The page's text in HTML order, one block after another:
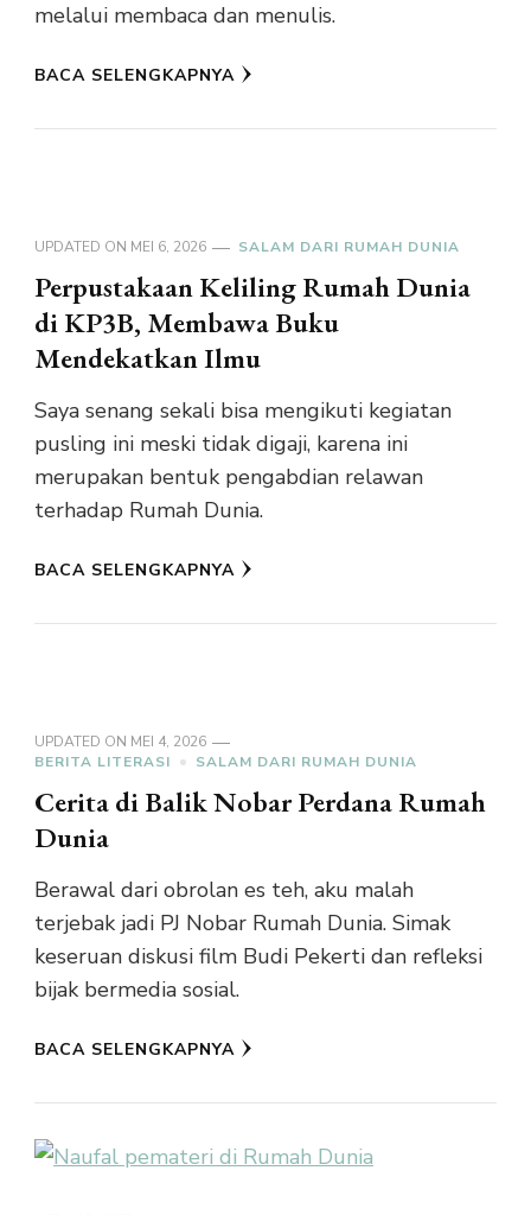
melalui membaca dan menulis.
BACA SELENGKAPNYA
UPDATED ON MEI 6, 2026 SALAM DARI RUMAH DUNIA
Perpustakaan Keliling Rumah Dunia
di KP3B, Membawa Buku
Mendekatkan Ilmu
Saya senang sekali bisa mengikuti kegiatan
pusling ini meski tidak digaji, karena ini
merupakan bentuk pengabdian relawan
terhadap Rumah Dunia.
BACA SELENGKAPNYA
UPDATED ON MEI 4, 2026
BERITA LITERASI
SALAM DARI RUMAH DUNIA
Cerita di Balik Nobar Perdana Rumah
Dunia
Berawal dari obrolan es teh, aku malah
terjebak jadi PJ Nobar Rumah Dunia. Simak
keseruan diskusi film Budi Pekerti dan refleksi
bijak bermedia sosial.
BACA SELENGKAPNYA